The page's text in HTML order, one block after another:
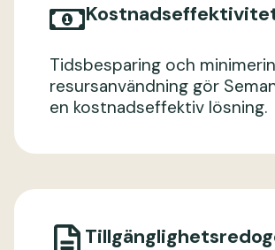
Tidsbesparing och
resursanvändning gör
en kostnadseffektiv lösning.